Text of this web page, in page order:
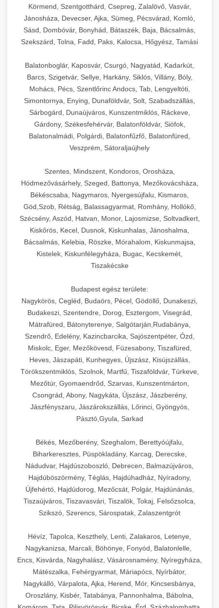
Körmend, Szentgotthárd, Csepreg, Zalalövő, Vasvár,
Jánosháza, Devecser, Ajka, Sümeg, Pécsvárad, Komló,
Sásd, Dombóvár, Bonyhád, Bátaszék, Baja, Bácsalmás,
Szekszárd, Tolna, Fadd, Paks, Kalocsa, Hőgyész, Tamási
Balatonboglár, Kaposvár, Csurgó, Nagyatád, Kadarkút,
Barcs, Szigetvár, Sellye, Harkány, Siklós, Villány, Bóly,
Mohács, Pécs, Szentlőrinc Andocs, Tab, Lengyeltóti,
Simontornya, Enying, Dunaföldvár, Solt, Szabadszállás,
Sárbogárd, Dunaújváros, Kunszentmiklós, Ráckeve,
Gárdony, Székesfehérvár, Balatonföldvár, Siófok,
Balatonalmádi, Polgárdi, Balatonfűzfő, Balatonfüred,
Veszprém, Sátoraljaújhely
Szentes, Mindszent, Kondoros, Orosháza,
Hódmezővásárhely, Szeged, Battonya, Mezőkovácsháza,
Békéscsaba, Nagymaros, Nyergesújfalu, Kismaros,
Göd,Szob, Rétság, Balassagyarmat, Romhány, Hollókő,
Szécsény, Aszód, Hatvan, Monor, Lajosmizse, Soltvadkert,
Kiskőrös, Kecel, Dusnok, Kiskunhalas, Jánoshalma,
Bácsalmás, Kelebia, Röszke, Mórahalom, Kiskunmajsa,
Kistelek, Kiskunfélegyháza, Bugac, Kecskemét,
Tiszakécske
Budapest egész területe:
Nagykörös, Cegléd, Budaörs, Pécel, Gödöllő, Dunakeszi,
Budakeszi, Szentendre, Dorog, Esztergom, Visegrád,
Mátrafüred, Bátonyterenye, Salgótarján,Rudabánya,
Szendrő, Edelény, Kazincbarcika, Sajószentpéter, Ózd,
Miskolc, Eger, Mezőkövesd, Füzesabony, Tiszafüred,
Heves, Jászapáti, Kunhegyes, Újszász, Kisújszállás,
Törökszentmiklós, Szolnok, Martfű, Tiszaföldvár, Túrkeve,
Mezőtúr, Gyomaendrőd, Szarvas, Kunszentmárton,
Csongrád, Abony, Nagykáta, Újszász, Jászberény,
Jászfényszaru, Jászárokszállás, Lőrinci, Gyöngyös,
Pásztó,Gyula, Sarkad
Békés, Mezőberény, Szeghalom, Berettyóújfalu,
Biharkeresztes, Püspökladány, Karcag, Derecske,
Nádudvar, Hajdúszoboszló, Debrecen, Balmazújváros,
Hajdúböszörmény, Téglás, Hajdúhadház, Nyíradony,
Újfehértó, Hajdúdorog, Mezőcsát, Polgár, Hajdúnánás,
Tiszaújváros, Tiszavasvári, Tiszalök, Tokaj, Felsőzsolca,
Szikszó, Szerencs, Sárospatak, Zalaszentgrót
Hévíz, Tapolca, Keszthely, Lenti, Zalakaros, Letenye,
Nagykanizsa, Marcali, Böhönye, Fonyód, Balatonlelle,
Encs, Kisvárda, Nagyhalász, Vásárosnamény, Nyíregyháza,
Mátészalka, Fehérgyarmat, Máriapócs, Nyírbátor,
Nagykálló, Várpalota, Ajka, Herend, Mór, Kincsesbánya,
Oroszlány, Kisbér, Tatabánya, Pannonhalma, Bábolna,